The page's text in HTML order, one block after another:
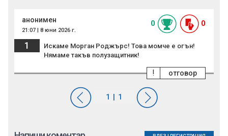
анонимен
21:07 | 8 юни 2026 г.
0 0
1
Искаме Морган Роджърс! Това момче е огън!
Нямаме такъв полузащитник!
отговор
!